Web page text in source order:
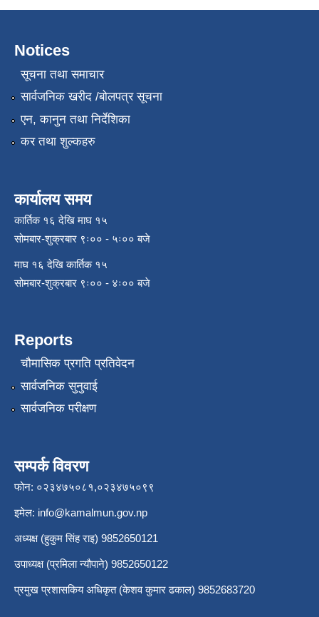
Notices
सूचना तथा समाचार
सार्वजनिक खरीद /बोलपत्र सूचना
एन, कानुन तथा निर्देशिका
कर तथा शुल्कहरु
कार्यालय समय
कार्तिक १६ देखि माघ १५
सोमबार-शुक्रबार ९ः०० - ५ः०० बजे
माघ १६ देखि कार्तिक १५
सोमबार-शुक्रबार ९ः०० - ४ः०० बजे
Reports
चौमासिक प्रगति प्रतिवेदन
सार्वजनिक सुनुवाई
सार्वजनिक परीक्षण
सम्पर्क विवरण
फोन: ०२३४७५०८१,०२३४७५०९९
इमेल: info@kamalmun.gov.np
अध्यक्ष (हुकुम सिंह राइ) 9852650121
उपाध्यक्ष (प्रमिला न्यौपाने) 9852650122
प्रमुख प्रशासकिय अधिकृत (केशव कुमार ढकाल) 9852683720